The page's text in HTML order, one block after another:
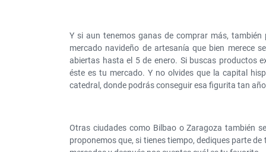
Y si aun tenemos ganas de comprar más, también
mercado navideño de artesanía que bien merece
abiertas hasta el 5 de enero. Si buscas productos
éste es tu mercado. Y no olvides que la capital
catedral, donde podrás conseguir esa figurita tan
Otras ciudades como Bilbao o Zaragoza también
proponemos que, si tienes tiempo, dediques parte